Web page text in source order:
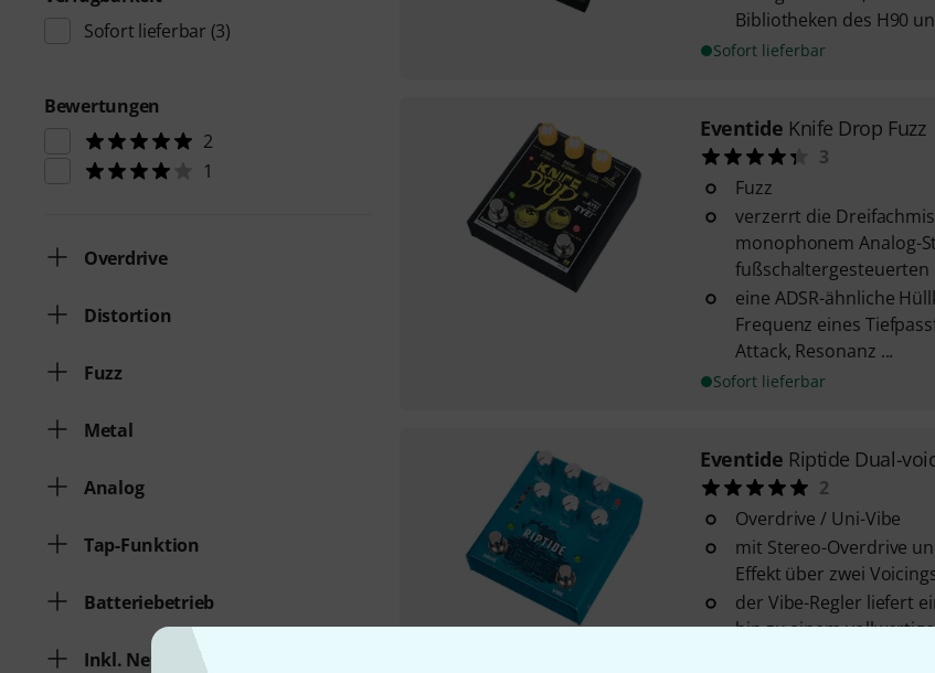
Sofort lieferbar (3)
Bewertungen
2
1
Overdrive
Distortion
Fuzz
Metal
Analog
Tap-Funktion
Batteriebetrieb
Inkl. Netzteil
Bibliotheken des H90
Sofort lieferbar
Eventide Knife Drop Fuzz
3
Fuzz
verzerrt die
monophonem Analog-
fußschaltergesteuerten
eine ADSR-ähnliche
Frequenz eines
Attack, Resonanz ...
Sofort lieferbar
Eventide Riptide Dual-
2
Overdrive / Uni-Vibe
mit Stereo-Overdrive
Effekt über zwei
der Vibe-Regler liefert
hin zu einem